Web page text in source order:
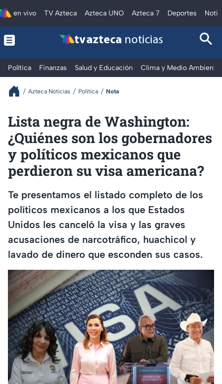
en vivo TV Azteca Azteca UNO Azteca 7 Deportes
tv azteca noticias
Política Finanzas Salud y Educación Clima y Medio Ambiente
Azteca Noticias Política Nota
Lista negra de Washington:
¿Quiénes son los gobernadores
y políticos mexicanos que
perdieron su visa americana?
Te presentamos el listado completo de los
políticos mexicanos a los que Estados
Unidos les canceló la visa y las graves
acusaciones de narcotráfico, huachicol y
lavado de dinero que esconden sus casos.